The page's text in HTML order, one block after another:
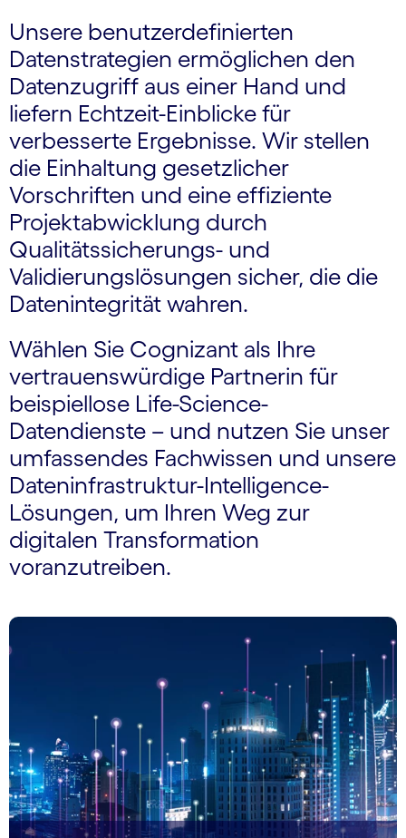
Unsere benutzerdefinierten
Datenstrategien ermöglichen den
Datenzugriff aus einer Hand und
liefern Echtzeit-Einblicke für
verbesserte Ergebnisse. Wir stellen
die Einhaltung gesetzlicher
Vorschriften und eine effiziente
Projektabwicklung durch
Qualitätssicherungs- und
Validierungs­lösungen sicher, die die
Datenintegrität wahren.
Wählen Sie Cognizant als Ihre
vertrauenswürdige Partnerin für
beispiellose Life-Science-
Datendienste – und nutzen Sie unser
umfassendes Fachwissen und unsere
Dateninfrastruktur-Intelligence-
Lösungen, um Ihren Weg zur
digitalen Transformation
voranzutreiben.